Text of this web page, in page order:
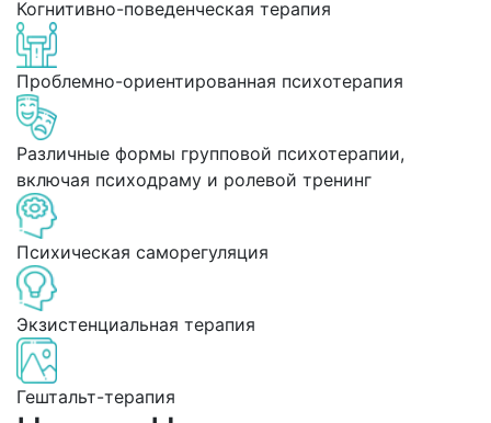
Когнитивно-поведенческая терапия
Проблемно-ориентированная психотерапия
Различные формы групповой психотерапии,
включая психодраму и ролевой тренинг
Психическая саморегуляция
Экзистенциальная терапия
Гештальт-терапия